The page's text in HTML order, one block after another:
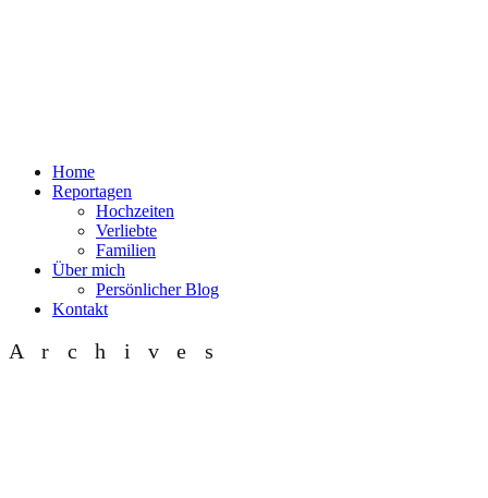
Home
Reportagen
Hochzeiten
Verliebte
Familien
Über mich
Persönlicher Blog
Kontakt
Archives